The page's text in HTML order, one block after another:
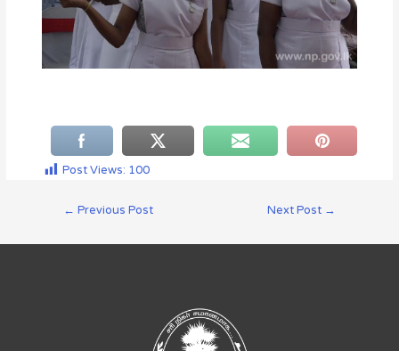
Post Views: 100
← Previous Post Next Post →